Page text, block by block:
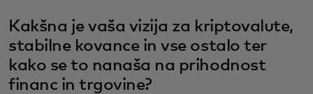
Kakšna je vaša vizija za kriptovalute,
stabilne kovance in vse ostalo ter
kako se to nanaša na prihodnost
financ in trgovine?